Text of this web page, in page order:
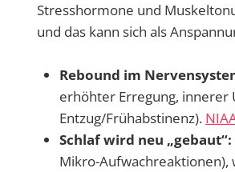
Stresshormone und
und das kann sich als
Rebound im
erhöhter Erregung, innerer
Entzug/Frühabstinenz).
Schlaf wird neu „gebaut“:
Mikro-Aufwachreaktionen),